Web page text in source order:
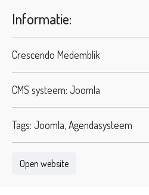
Informatie:
Crescendo Medemblik
CMS systeem: Joomla
Tags: Joomla, Agendasysteem
Open website